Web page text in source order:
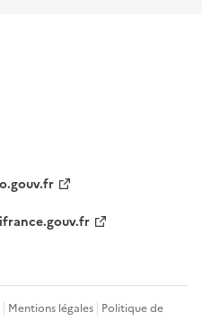
Mentions légales Politique de